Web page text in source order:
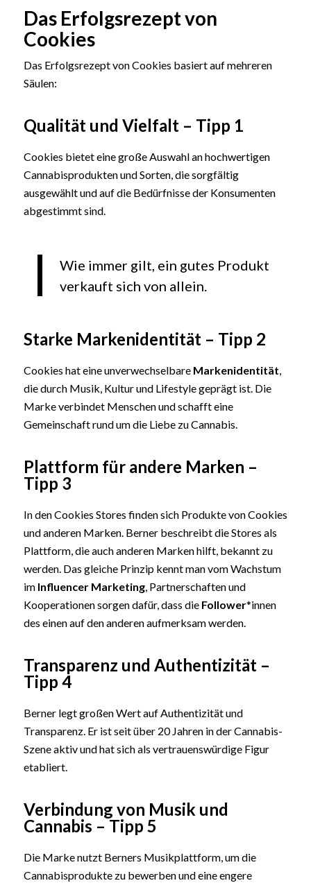
Das Erfolgsrezept von
Cookies
Das Erfolgsrezept von Cookies basiert auf mehreren
Säulen:
Qualität und Vielfalt – Tipp 1
Cookies bietet eine große Auswahl an hochwertigen
Cannabisprodukten und Sorten, die sorgfältig
ausgewählt und auf die Bedürfnisse der Konsumenten
abgestimmt sind.
Wie immer gilt, ein gutes Produkt
verkauft sich von allein.
Starke Markenidentität – Tipp 2
Cookies hat eine unverwechselbare Markenidentität,
die durch Musik, Kultur und Lifestyle geprägt ist. Die
Marke verbindet Menschen und schafft eine
Gemeinschaft rund um die Liebe zu Cannabis.
Plattform für andere Marken –
Tipp 3
In den Cookies Stores finden sich Produkte von Cookies
und anderen Marken. Berner beschreibt die Stores als
Plattform, die auch anderen Marken hilft, bekannt zu
werden. Das gleiche Prinzip kennt man vom Wachstum
im Influencer Marketing, Partnerschaften und
Kooperationen sorgen dafür, dass die Follower*innen
des einen auf den anderen aufmerksam werden.
Transparenz und Authentizität –
Tipp 4
Berner legt großen Wert auf Authentizität und
Transparenz. Er ist seit über 20 Jahren in der Cannabis-
Szene aktiv und hat sich als vertrauenswürdige Figur
etabliert.
Verbindung von Musik und
Cannabis – Tipp 5
Die Marke nutzt Berners Musikplattform, um die
Cannabisprodukte zu bewerben und eine engere